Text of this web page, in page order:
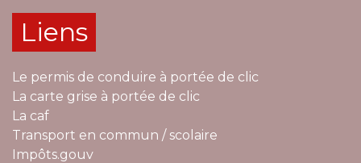
Liens
Le permis de conduire à portée de clic
La carte grise à portée de clic
La caf
Transport en commun / scolaire
Impôts.gouv